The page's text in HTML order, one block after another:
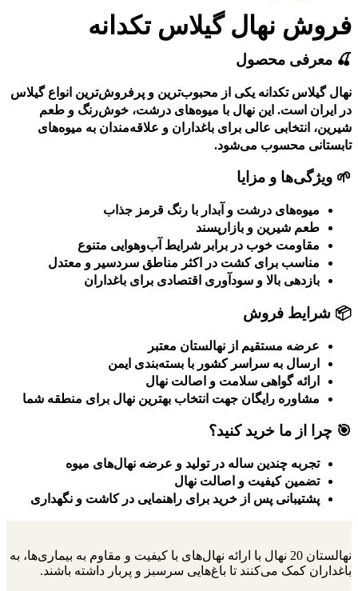
فروش نهال گیلاس تکدانه
🍒 معرفی محصول
نهال گیلاس تکدانه یکی از محبوب‌ترین و پرفروش‌ترین انواع گیلاس
در ایران است. این نهال با میوه‌های درشت، خوش‌رنگ و طعم
شیرین، انتخابی عالی برای باغداران و علاقه‌مندان به میوه‌های
تابستانی محسوب می‌شود.
🌱 ویژگی‌ها و مزایا
میوه‌های درشت و آبدار با رنگ قرمز جذاب
طعم شیرین و بازارپسند
مقاومت خوب در برابر شرایط آب‌وهوایی متنوع
مناسب برای کشت در اکثر مناطق سردسیر و معتدل
بازدهی بالا و سودآوری اقتصادی برای باغداران
📦 شرایط فروش
عرضه مستقیم از نهالستان معتبر
ارسال به سراسر کشور با بسته‌بندی ایمن
ارائه گواهی سلامت و اصالت نهال
مشاوره رایگان جهت انتخاب بهترین نهال برای منطقه شما
🎯 چرا از ما خرید کنید؟
تجربه چندین ساله در تولید و عرضه نهال‌های میوه
تضمین کیفیت و اصالت نهال
پشتیبانی پس از خرید برای راهنمایی در کاشت و نگهداری
نهالستان 20 نهال با ارائه نهال‌های با کیفیت و مقاوم به بیماری‌ها، به
باغداران کمک می‌کنند تا باغ‌هایی سرسبز و پربار داشته باشند.